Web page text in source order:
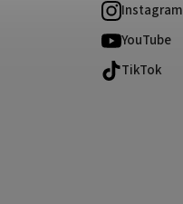
Instagram
YouTube
TikTok